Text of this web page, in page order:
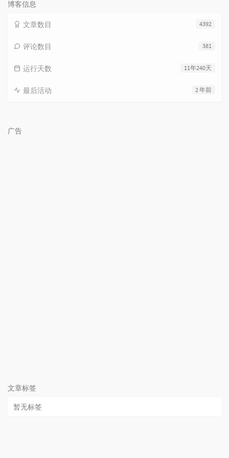
博客信息
4392
文章数目
381
评论数目
11年240天
运行天数
2 年前
最后活动
广告
文章标签
暂无标签